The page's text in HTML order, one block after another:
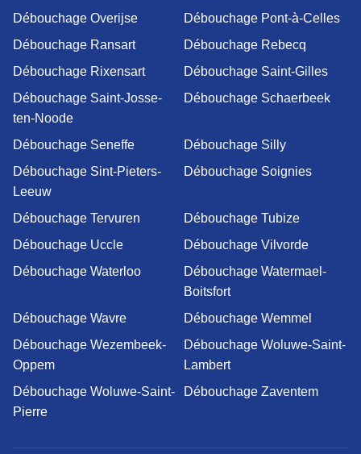
Débouchage Overijse
Débouchage Pont-à-Celles
Débouchage Ransart
Débouchage Rebecq
Débouchage Rixensart
Débouchage Saint-Gilles
Débouchage Saint-Josse-
ten-Noode
Débouchage Schaerbeek
Débouchage Seneffe
Débouchage Silly
Débouchage Sint-Pieters-
Leeuw
Débouchage Soignies
Débouchage Tervuren
Débouchage Tubize
Débouchage Uccle
Débouchage Vilvorde
Débouchage Waterloo
Débouchage Watermael-
Boitsfort
Débouchage Wavre
Débouchage Wemmel
Débouchage Wezembeek-
Oppem
Débouchage Woluwe-Saint-
Lambert
Débouchage Woluwe-Saint-
Pierre
Débouchage Zaventem